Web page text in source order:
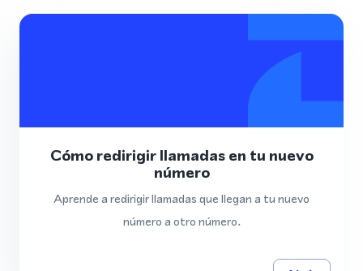
Cómo redirigir llamadas en tu nuevo
número
Aprende a redirigir llamadas que llegan a tu nuevo
número a otro número.